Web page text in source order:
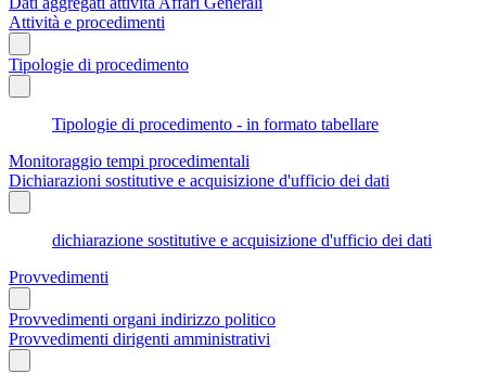
Attività e procedimenti
Tipologie di procedimento
Tipologie di procedimento - in formato tabellare
Monitoraggio tempi procedimentali
Dichiarazioni sostitutive e acquisizione d'ufficio dei dati
dichiarazione sostitutive e acquisizione d'ufficio dei dati
Provvedimenti
Provvedimenti organi indirizzo politico
Provvedimenti dirigenti amministrativi